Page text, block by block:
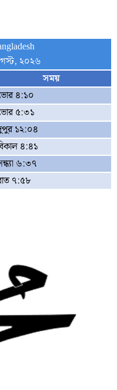
২০২৬
সময়
৪:১০
৫:৩১
১২:০৪
৪:৪১
৬:৩৭
৭:৫৮